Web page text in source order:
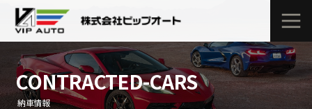
CONTRACTED-CARS
納車情報